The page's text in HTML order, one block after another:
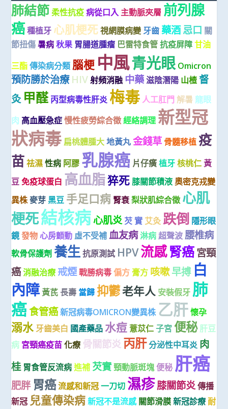
肺結節 柔性抗疫 病從口入 主動脈夾層 前列腺
癌種植牙 心肌梗死 視網膜病變 牙齒 藥酒忌口 關
節扭傷 暑病 秋果 胃腸道腫瘤 巴雷特食管 抗疫屏障 甘油
三酯 傳染病分類 腦梗 中風青光眼 Omicron
預防勝於治療 HIV 射頻消融 中藥 滋陰潛陽 山楂 督
灸 甲醛 丙型病毒性肝炎 梅毒 人工肛門 解暑 龍眼
肉 高血壓急症 慢性疲勞綜合徵 經絡調理 新型冠
狀病毒 扁桃體腫大 地黃丸 金錢草 骨髓移植 疫
苗 祛濕 性病 阿膠 乳腺癌 片仔癀 植牙 核桃仁 黃
豆 免疫球蛋白 高血脂猝死 膝關節積液 奧密克戎變
異株麥芽 黑豆 手足口病 腎衰 梨狀肌綜合徵 心肌
梗死結核病心肌炎 芡 實 艾灸 跌倒 隱形眼
鏡發物 心房顫動 虛不受補 血友病淋病 超聲波 腰椎病
軟骨保護劑 養生 抗原測試 HPV流感腎癌宮頸
癌消融治療 戒煙戰勝病毒 偏方 膏方 咳嗽早搏 白
內障 黃芪 長壽 當歸 抑鬱老年人 安裝假牙 肺
癌食管癌新冠病毒OMICRON變異株 乙肝 懷孕
溺水 牙齒美白 國產藥品 水痘 薏苡仁 子宮 便秘 肝豆
病 宮頸癌疫苗 化療 骨關節炎丙肝分泌性中耳炎 肉
桂 胃食管反流病 進補 芡實頸動脈斑塊便秘 肝癌
肥胖 胃癌流感和新冠 一刀切 濕疹膝關節炎傳播
新冠 兒童傳染病 新冠不是流感 關節滑膜 新冠診療 耐